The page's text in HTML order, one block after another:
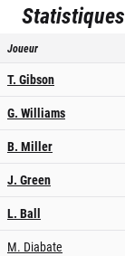
Statistiques
Joueur
T. Gibson
G. Williams
B. Miller
J. Green
L. Ball
M. Diabate